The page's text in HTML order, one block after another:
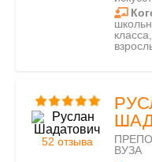
52 отзыва
ВУЗА